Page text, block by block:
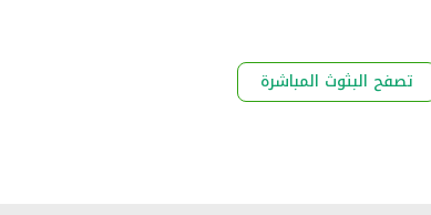
تصفح البثوث المباشرة